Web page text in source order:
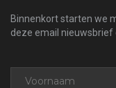
Binnenkort starten we
deze email nieuwsbrief